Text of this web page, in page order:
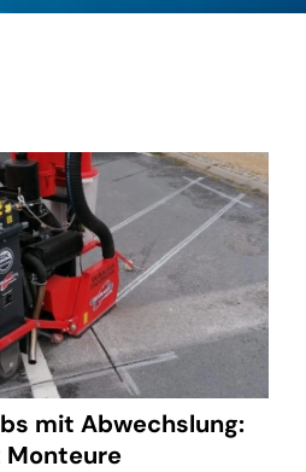
mit Abwechslung:
Monteure